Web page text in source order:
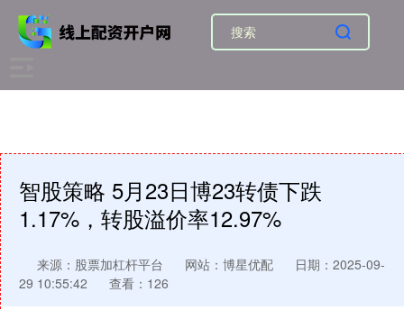
智股策略 5月23日博23转债下跌
1.17%，转股溢价率12.97%
来源：股票加杠杆平台 网站：博星优配
日期：2025-09-
29 10:55:42
查看：126